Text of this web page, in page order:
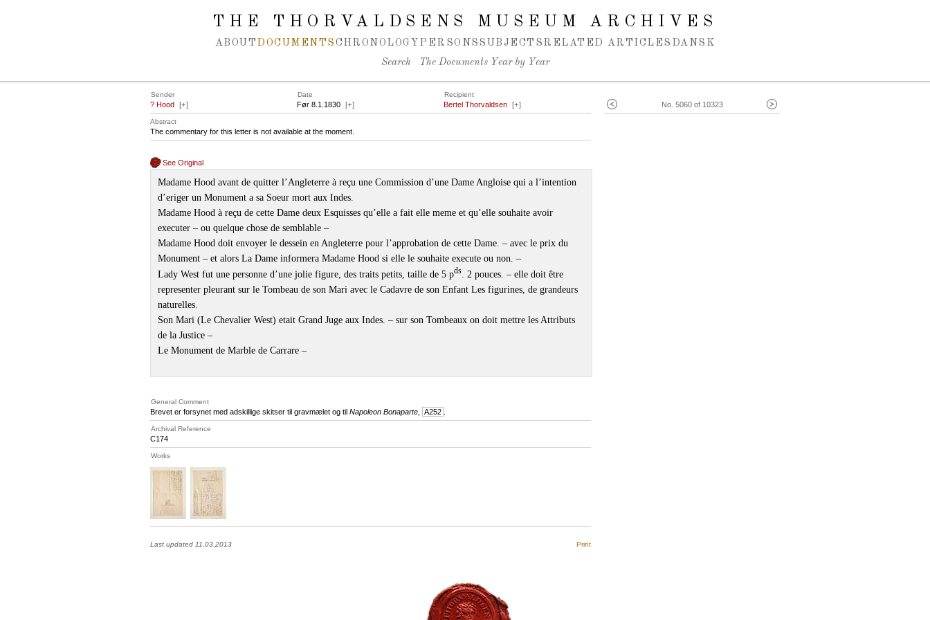
THE THORVALDSENS MUSEUM ARCHIVES
ABOUT DOCUMENTS CHRONOLOGY PERSONS SUBJECTS RELATED ARTICLES DANSK
Search The Documents Year by Year
No. 5060 of 10323
Sender Date Recipient
? Hood [+] Før 8.1.1830 [+] Bertel Thorvaldsen [+]
Abstract
The commentary for this letter is not available at the moment.
See Original
Madame Hood avant de quitter l’Angleterre à reçu une Commission d’une Dame Angloise qui a l’intention
d’eriger un Monument a sa Soeur mort aux Indes.
Madame Hood à reçu de cette Dame deux Esquisses qu’elle a fait elle meme et qu’elle souhaite avoir
executer – ou quelque chose de semblable –
Madame Hood doit envoyer le dessein en Angleterre pour l’approbation de cette Dame. – avec le prix du
Monument – et alors La Dame informera Madame Hood si elle le souhaite execute ou non. –
Lady West fut une personne d’une jolie figure, des traits petits, taille de 5 pds . 2 pouces. – elle doit être
representer pleurant sur le Tombeau de son Mari avec le Cadavre de son Enfant Les figurines, de grandeurs
naturelles.
Son Mari (Le Chevalier West) etait Grand Juge aux Indes. – sur son Tombeaux on doit mettre les Attributs
de la Justice –
Le Monument de Marble de Carrare –
General Comment
Brevet er forsynet med adskillige skitser til gravmælet og til Napoleon Bonaparte A252
Archival Reference
C174
Works
Last updated 11.03.2013 Print